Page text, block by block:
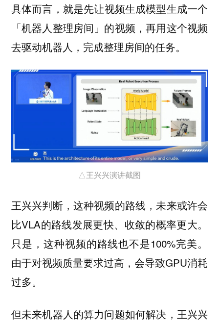
具体而言， 就是先让视频生成模型生成一个
「机器人整理房间」的视频，再用这个视频
去驱动机器人，完成整理房间的任务。
△王兴兴演讲截图
王兴兴判断，这种视频的路线，未来或许会
比VLA的路线发展更快、收敛的概率更大。
只是，这种视频的路线也不是100%完美。
由于对视频质量要求过高，会导致GPU消耗
过多。
但未来机器人的算力问题如何解决，王兴兴